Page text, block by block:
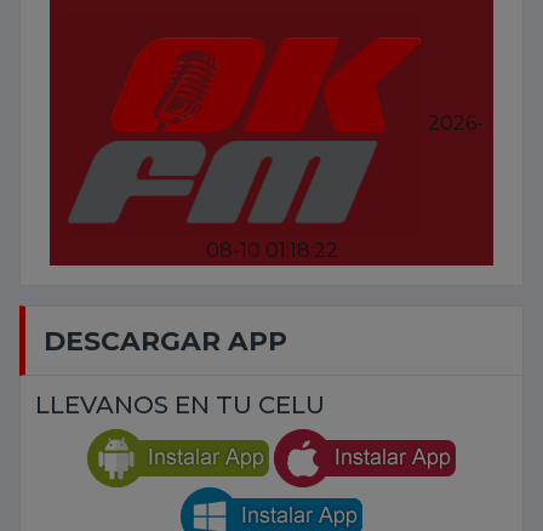
2026-
08-10 01:18:22
DESCARGAR APP
LLEVANOS EN TU CELU